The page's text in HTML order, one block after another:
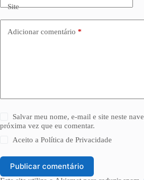
Site
Adicionar comentário *
Salvar meu nome, e-mail e site neste
próxima vez que eu comentar.
Aceito aPolítica de Privacidade
Publicar comentário